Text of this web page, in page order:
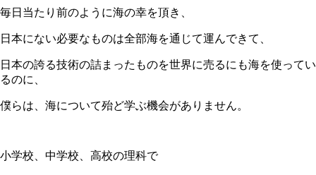
毎日当たり前のように海の幸を頂き、
日本にない必要なものは全部海を通じて運んできて、
日本の誇る技術の詰まったものを世界に売るにも海を使ってい
るのに、
僕らは、海について殆ど学ぶ機会がありません。
小学校、中学校、高校の理科で